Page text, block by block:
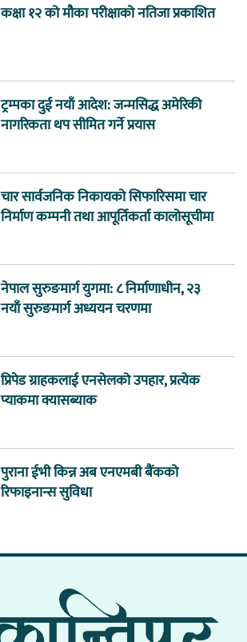
कक्षा १२ को मौका परीक्षाको नतिजा प्रकाशित
ट्रम्पका दुई नयाँ आदेश: जन्मसिद्ध अमेरिकी
नागरिकता थप सीमित गर्ने प्रयास
चार सार्वजनिक निकायको सिफारिसमा चार
निर्माण कम्पनी तथा आपूर्तिकर्ता कालोसूचीमा
नेपाल सुरुङमार्ग युगमा: ८ निर्माणाधीन, २३
नयाँ सुरुङमार्ग अध्ययन चरणमा
प्रिपेड ग्राहकलाई एनसेलको उपहार, प्रत्येक
प्याकमा क्यासब्याक
पुराना ईभी किन्न अब एनएमबी बैंकको
रिफाइनान्स सुविधा